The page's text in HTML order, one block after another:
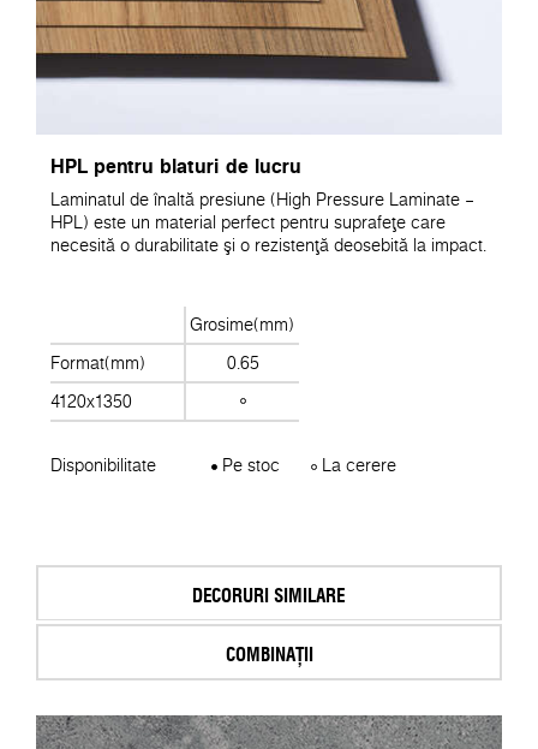
HPL pentru blaturi de lucru
Laminatul de înaltă presiune (High Pressure Laminate –
HPL) este un material perfect pentru suprafeţe care
necesită o durabilitate şi o rezistenţă deosebită la impact.
Grosime(mm)
Format(mm)
0.65
4120x1350
Disponibilitate Pe stoc La cerere
DECORURI SIMILARE
COMBINAȚII